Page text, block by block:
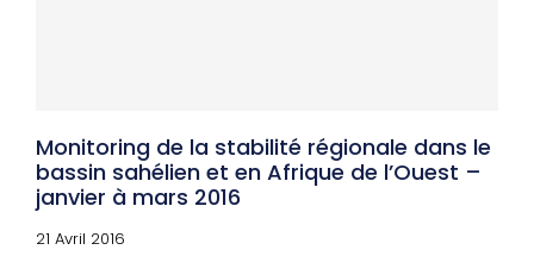
Monitoring de la stabilité régionale dans le
bassin sahélien et en Afrique de l’Ouest –
janvier à mars 2016
21 Avril 2016